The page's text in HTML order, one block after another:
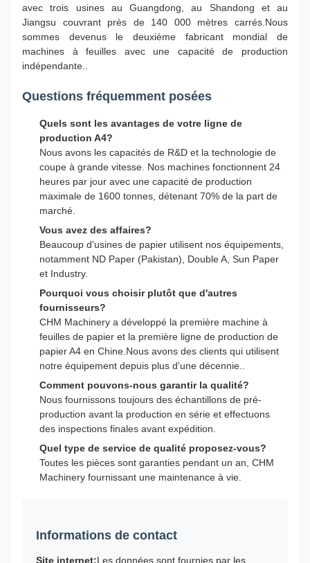
avec trois usines au Guangdong, au Shandong et au
Jiangsu couvrant près de 140 000 mètres carrés.Nous
sommes devenus le deuxième fabricant mondial de
machines à feuilles avec une capacité de production
indépendante..
Questions fréquemment posées
Quels sont les avantages de votre ligne de
production A4?
Nous avons les capacités de R&D et la technologie de
coupe à grande vitesse. Nos machines fonctionnent 24
heures par jour avec une capacité de production
maximale de 1600 tonnes, détenant 70% de la part de
marché.
Vous avez des affaires?
Beaucoup d'usines de papier utilisent nos équipements,
notamment ND Paper (Pakistan), Double A, Sun Paper
et Industry.
Pourquoi vous choisir plutôt que d'autres
fournisseurs?
CHM Machinery a développé la première machine à
feuilles de papier et la première ligne de production de
papier A4 en Chine.Nous avons des clients qui utilisent
notre équipement depuis plus d'une décennie..
Comment pouvons-nous garantir la qualité?
Nous fournissons toujours des échantillons de pré-
production avant la production en série et effectuons
des inspections finales avant expédition.
Quel type de service de qualité proposez-vous?
Toutes les pièces sont garanties pendant un an, CHM
Machinery fournissant une maintenance à vie.
Informations de contact
Site internet:Les données sont fournies par les